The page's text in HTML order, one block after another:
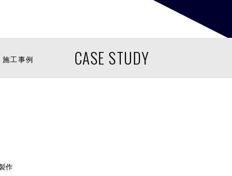
施工事例
CASE STUDY
作